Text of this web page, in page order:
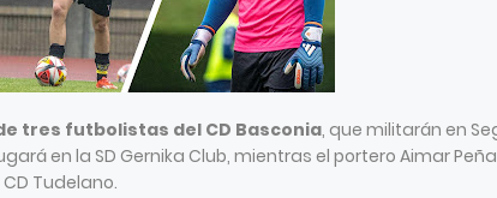
tres futbolistas del CD Basconia, que militarán en
en la SD Gernika Club, mientras el portero Aimar
Tudelano.